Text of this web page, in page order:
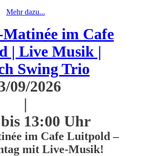
Mehr dazu...
Matinée im Cafe
| Live Musik |
Swing Trio
09/2026
|
13:00 Uhr
im Cafe Luitpold –
mit Live-Musik!